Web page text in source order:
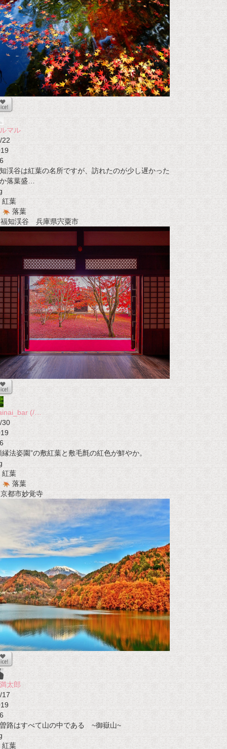
マル
22
6
渓谷は紅葉の名所ですが、訪れたのが少し遅かった
落葉盛…
紅葉
落葉
知渓谷 兵庫県宍粟市
(/…
30
6
縁法姿園”の敷紅葉と敷毛氈の紅色が鮮やか。
紅葉
落葉
都市妙覚寺
太郎
17
6
路はすべて山の中である ~御嶽山~
紅葉